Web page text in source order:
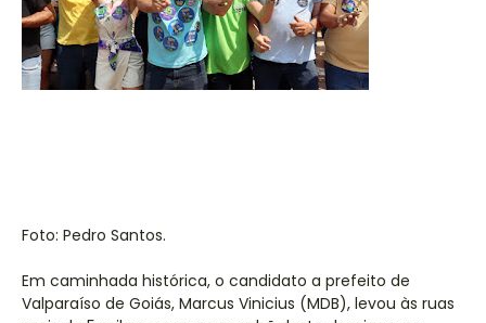
Foto: Pedro Santos.
Em caminhada histórica, o candidato a prefeito de
Valparaíso de Goiás, Marcus Vinicius (MDB), levou às ruas